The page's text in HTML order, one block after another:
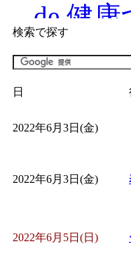
de 健康
「子育
間：
「皆鶴
～」
子
2026/
検索で探す
日
2022年6月3日(金)
2022年6月3日(金)
2022年6月5日(日)